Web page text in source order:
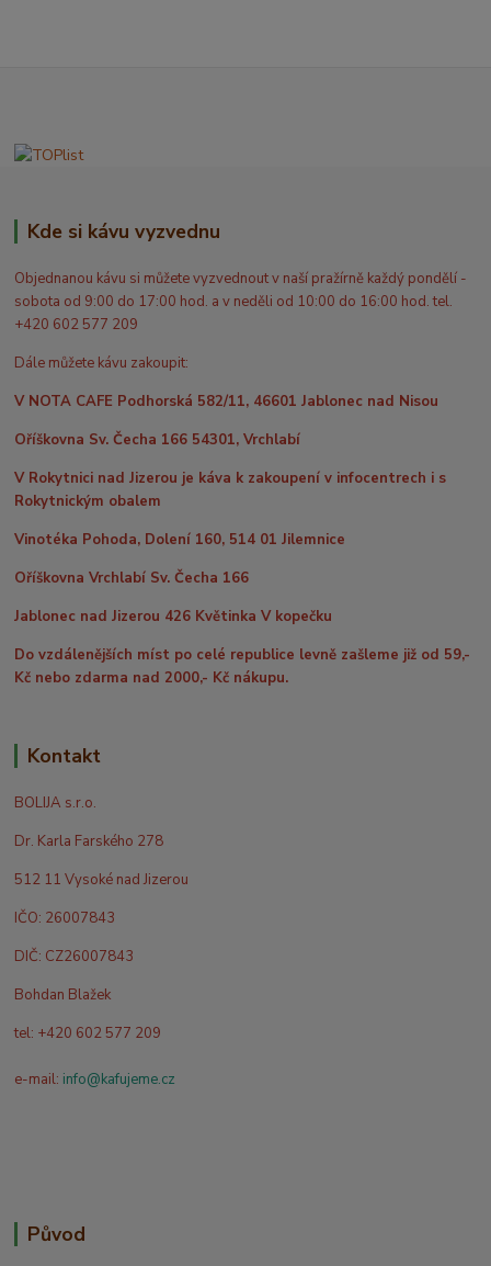
Kde si kávu vyzvednu
Objednanou kávu si můžete vyzvednout v naší pražírně každý pondělí -
sobota od 9:00 do 17:00 hod. a v neděli od 10:00 do 16:00 hod. tel.
+420 602 577 209
Dále můžete kávu zakoupit:
V NOTA CAFE Podhorská 582/11, 46601 Jablonec nad Nisou
Oříškovna Sv. Čecha 166 54301, Vrchlabí
V Rokytnici nad Jizerou je káva k zakoupení v infocentrech i s
Rokytnickým obalem
Vinotéka Pohoda, Dolení 160, 514 01 Jilemnice
Oříškovna Vrchlabí Sv. Čecha 166
Jablonec nad Jizerou 426 Květinka V kopečku
Do vzdálenějších míst po celé republice levně zašleme již od 59,-
Kč nebo zdarma nad 2000,- Kč nákupu.
Kontakt
BOLIJA s.r.o.
Dr. Karla Farského 278
512 11 Vysoké nad Jizerou
IČO: 26007843
DIČ: CZ26007843
Bohdan Blažek
tel: +420 602 577 209
e-mail: info@kafujeme.cz
Původ